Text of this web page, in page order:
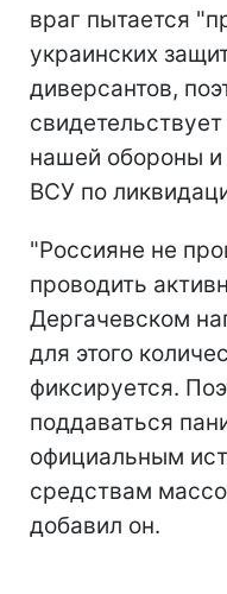
враг пытается
украинских
диверсантов,
нашей обороны
ВСУ по
"Россияне не
проводить
Дергачевском
для этого
фиксируется.
поддаваться
официальным
средствам
добавил он.